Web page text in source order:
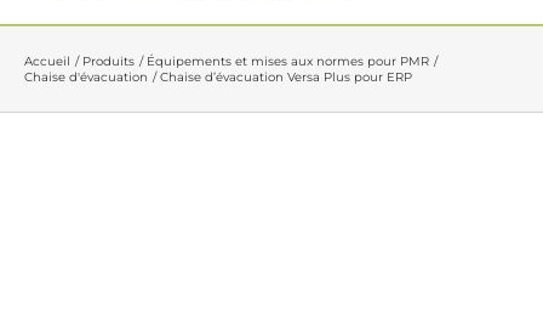
Accueil Produits
Équipements et mises aux normes pour PMR
Chaise d'évacuation
Chaise d’évacuation Versa Plus pour ERP